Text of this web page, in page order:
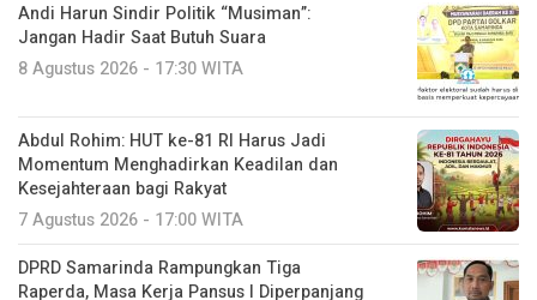
Andi Harun Sindir Politik “Musiman”:
Jangan Hadir Saat Butuh Suara
8 Agustus 2026 - 17:30 WITA
Abdul Rohim: HUT ke-81 RI Harus Jadi
Momentum Menghadirkan Keadilan dan
Kesejahteraan bagi Rakyat
7 Agustus 2026 - 17:00 WITA
DPRD Samarinda Rampungkan Tiga
Raperda, Masa Kerja Pansus I Diperpanjang